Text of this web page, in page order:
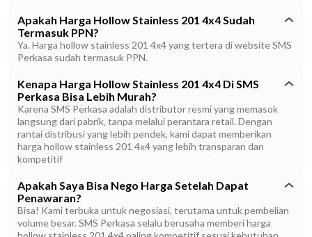
Apakah Harga Hollow Stainless 201 4x4 Sudah
Termasuk PPN?
Ya. Harga hollow stainless 201 4x4 yang tertera di website SMS
Perkasa sudah termasuk PPN.
Kenapa Harga Hollow Stainless 201 4x4 Di SMS
Perkasa Bisa Lebih Murah?
Karena SMS Perkasa adalah distributor resmi yang memasok
langsung dari pabrik, tanpa melalui perantara retail. Dengan
rantai distribusi yang lebih pendek, kami dapat memberikan
harga hollow stainless 201 4x4 yang lebih transparan dan
kompetitif
Apakah Saya Bisa Nego Harga Setelah Dapat
Penawaran?
Bisa! Kami terbuka untuk negosiasi, terutama untuk pembelian
volume besar. SMS Perkasa selalu berusaha memberi harga